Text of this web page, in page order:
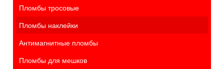
Пломбы тросовые
Пломбы наклейки
Антимагнитные пломбы
Пломбы для мешков